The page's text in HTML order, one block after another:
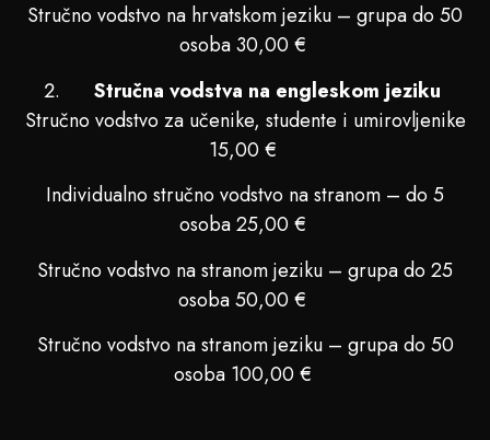
Stručno vodstvo na hrvatskom jeziku – grupa do 50
osoba 30,00 €
Stručna vodstva na engleskom jeziku
Stručno vodstvo za učenike, studente i umirovljenike
15,00 €
Individualno stručno vodstvo na stranom – do 5
osoba 25,00 €
Stručno vodstvo na stranom jeziku – grupa do 25
osoba 50,00 €
Stručno vodstvo na stranom jeziku – grupa do 50
osoba 100,00 €